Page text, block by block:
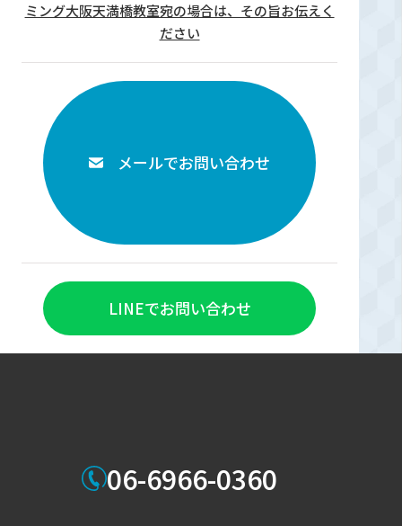
ミング大阪天満橋教室宛の場合は、その旨お伝えく
ださい
メールでお問い合わせ
LINEでお問い合わせ
06-6966-0360